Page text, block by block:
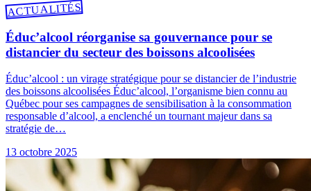
ACTUALITÉS
Éduc’alcool réorganise sa gouvernance pour se
distancier du secteur des boissons alcoolisées
Éduc’alcool : un virage stratégique pour se distancier de l’industrie
des boissons alcoolisées Éduc’alcool, l’organisme bien connu au
Québec pour ses campagnes de sensibilisation à la consommation
responsable d’alcool, a enclenché un tournant majeur dans sa
stratégie de…
13 octobre 2025